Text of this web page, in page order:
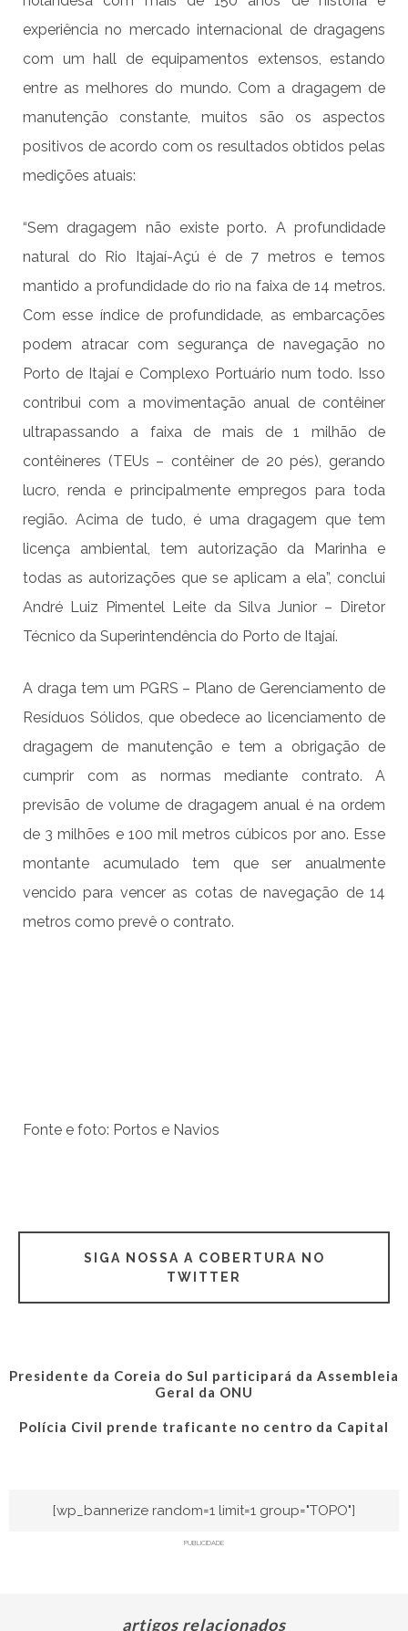
experiência no mercado internacional de dragagens
com um hall de equipamentos extensos, estando
entre as melhores do mundo. Com a dragagem de
manutenção constante, muitos são os aspectos
positivos de acordo com os resultados obtidos pelas
medições atuais:
“Sem dragagem não existe porto. A profundidade
natural do Rio Itajaí-Açú é de 7 metros e temos
mantido a profundidade do rio na faixa de 14 metros.
Com esse índice de profundidade, as embarcações
podem atracar com segurança de navegação no
Porto de Itajaí e Complexo Portuário num todo. Isso
contribui com a movimentação anual de contêiner
ultrapassando a faixa de mais de 1 milhão de
contêineres (TEUs – contêiner de 20 pés), gerando
lucro, renda e principalmente empregos para toda
região. Acima de tudo, é uma dragagem que tem
licença ambiental, tem autorização da Marinha e
todas as autorizações que se aplicam a ela”, conclui
André Luiz Pimentel Leite da Silva Junior – Diretor
Técnico da Superintendência do Porto de Itajaí.
A draga tem um PGRS – Plano de Gerenciamento de
Resíduos Sólidos, que obedece ao licenciamento de
dragagem de manutenção e tem a obrigação de
cumprir com as normas mediante contrato. A
previsão de volume de dragagem anual é na ordem
de 3 milhões e 100 mil metros cúbicos por ano. Esse
montante acumulado tem que ser anualmente
vencido para vencer as cotas de navegação de 14
metros como prevê o contrato.
Fonte e foto: Portos e Navios
SIGA NOSSA A COBERTURA NO
TWITTER
Presidente da Coreia do Sul participará da Assembleia
Geral da ONU
Polícia Civil prende traficante no centro da Capital
[wp_bannerize random=1 limit=1 group="TOPO"]
PUBLICIDADE
artigos relacionados